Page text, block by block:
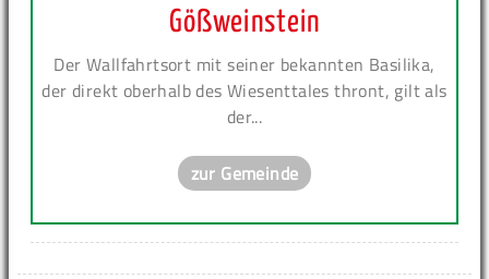
Gößweinstein
Der Wallfahrtsort mit seiner bekannten Basilika,
der direkt oberhalb des Wiesenttales thront, gilt als
der...
zur Gemeinde